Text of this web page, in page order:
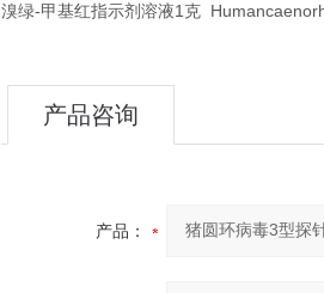
溴绿-甲基红指示剂溶液1 克
产品咨询
产品：